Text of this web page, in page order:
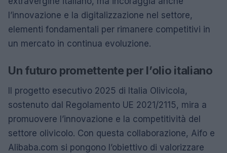
l’innovazione e la digitalizzazione nel settore,
elementi fondamentali per rimanere competitivi in
un mercato in continua evoluzione.
Un futuro promettente per l’olio italiano
Il progetto esecutivo 2025 di Italia Olivicola,
sostenuto dal Regolamento UE 2021/2115, mira a
promuovere l’innovazione e la competitività del
settore olivicolo. Con questa collaborazione, Aifo e
Alibaba.com si pongono l’obiettivo di valorizzare